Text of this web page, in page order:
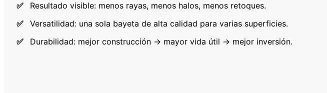
✅
Resultado visible: menos rayas, menos halos, menos retoques.
✅
Versatilidad: una sola bayeta de alta calidad para varias superficies.
✅
Durabilidad: mejor construcción → mayor vida útil → mejor inversión.